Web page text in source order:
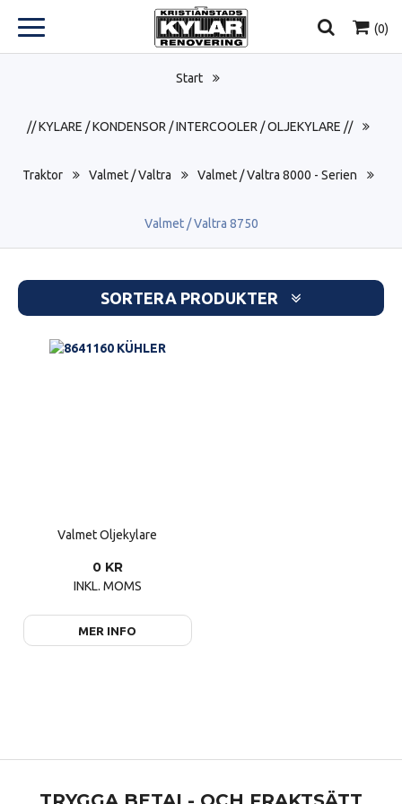
(0)
Start
// KYLARE / KONDENSOR / INTERCOOLER / OLJEKYLARE //
Traktor Valmet / Valtra Valmet / Valtra 8000 - Serien
Valmet / Valtra 8750
SORTERA PRODUKTER
Valmet Oljekylare
0 KR
INKL. MOMS
MER INFO